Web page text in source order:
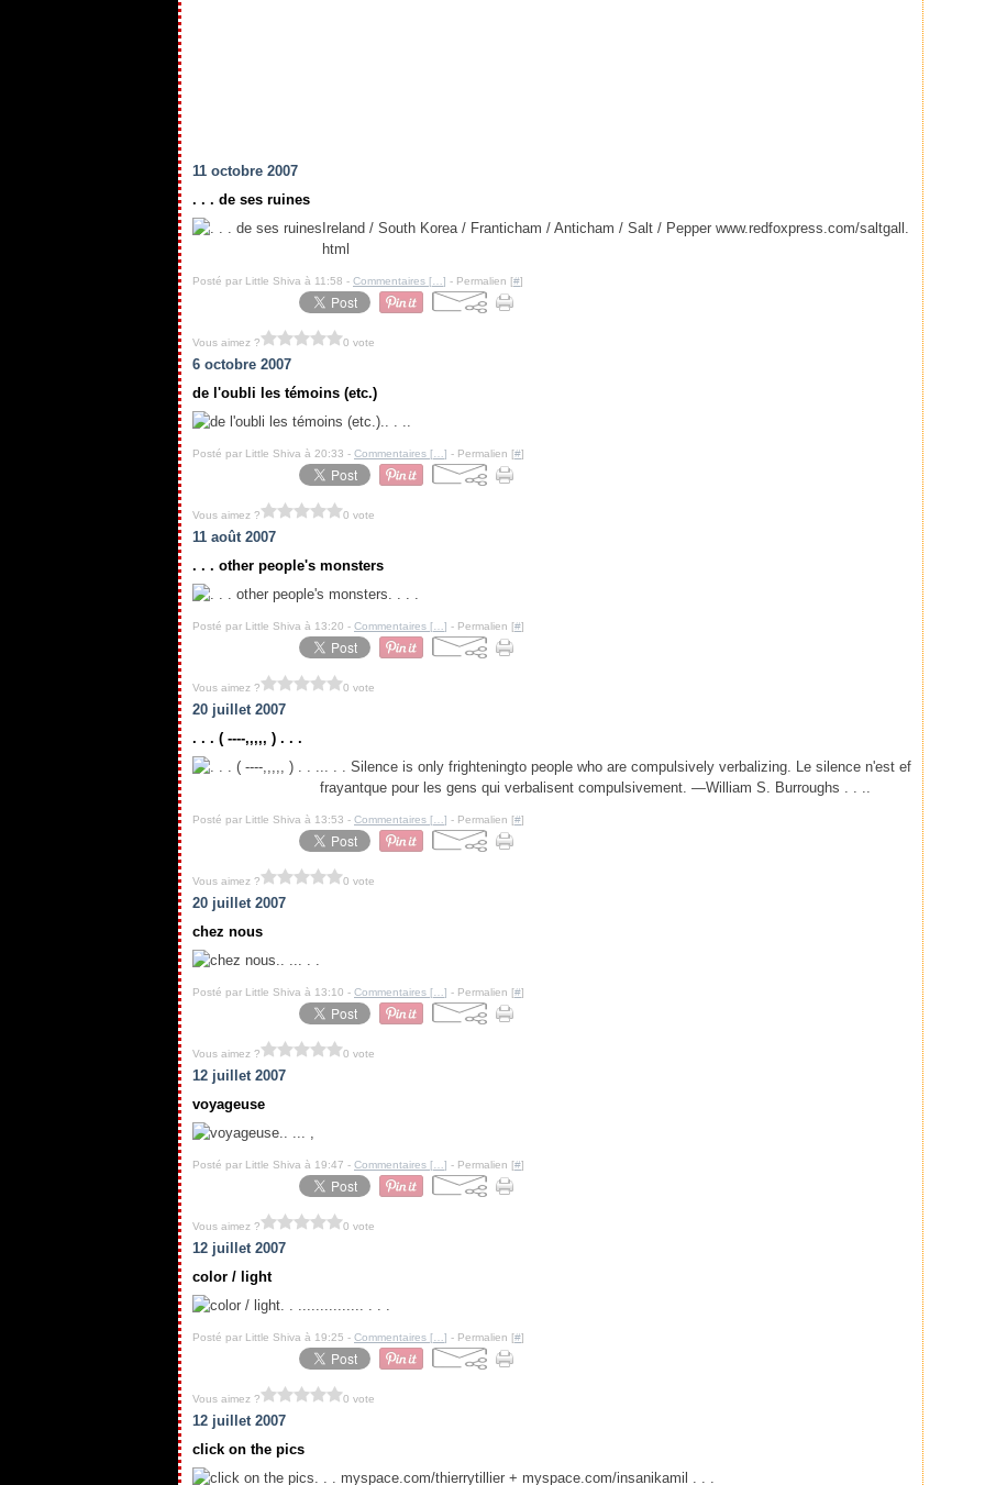
11 octobre 2007
. . . de ses ruines
Ireland / South Korea / Franticham / Anticham / Salt / Pepper www.redfoxpress.com/saltgall.
html
Posté par Little Shiva à 11:58 - Commentaires [ ] - Permalien [#]
Vous aimez ? 0 vote
6 octobre 2007
de l'oubli les témoins (etc.)
.. . ..
Posté par Little Shiva à 20:33 - Commentaires [ ] - Permalien [#]
Vous aimez ? 0 vote
11 août 2007
. . . other people's monsters
. . . .
Posté par Little Shiva à 13:20 - Commentaires [ ] - Permalien [#]
Vous aimez ? 0 vote
20 juillet 2007
. . . ( ----,,,,, ) . . .
.. . . Silence is only frighteningto people who are compulsively verbalizing. Le silence n'est ef
frayantque pour les gens qui verbalisent compulsivement. —William S. Burroughs . . ..
Posté par Little Shiva à 13:53 - Commentaires [ ] - Permalien [#]
Vous aimez ? 0 vote
20 juillet 2007
chez nous
.. ... . .
Posté par Little Shiva à 13:10 - Commentaires [ ] - Permalien [#]
Vous aimez ? 0 vote
12 juillet 2007
voyageuse
.. ... ,
Posté par Little Shiva à 19:47 - Commentaires [ ] - Permalien [#]
Vous aimez ? 0 vote
12 juillet 2007
color / light
. . ............... . . .
Posté par Little Shiva à 19:25 - Commentaires [ ] - Permalien [#]
Vous aimez ? 0 vote
12 juillet 2007
click on the pics
. . . myspace.com/thierrytillier + myspace.com/insanikamil . . .